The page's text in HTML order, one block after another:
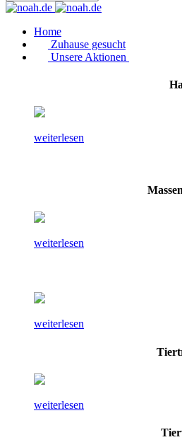
Home
Zuhause gesucht
Unsere Aktionen
weiterlesen
weiterlesen
weiterlesen
weiterlesen